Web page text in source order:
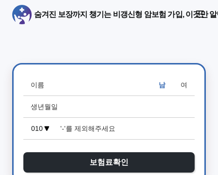
숨겨진 보장까지 챙기는 비갱신형 암보험 가입, 이것만
남 여
보험료확인